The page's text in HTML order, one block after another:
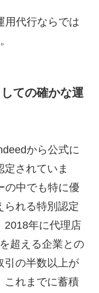
用代行ならでは
ての確かな運
から公式に
定されていま
の中でも特に優
られる特別認定
2018年に代理店
超える企業との
引の半数以上が
これまでに蓄積